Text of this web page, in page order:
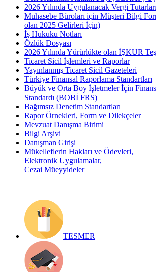
2026 Yılında Uygulanacak Vergi
Muhasebe Büroları için Müşteri Bilgi
olan 2025 Gelirleri İçin)
İş Hukuku Notları
Özlük Dosyası
2026 Yılında Yürürlükte olan İŞKUR
Ticaret Sicil İşlemleri ve Raporlar
Yayınlanmış Ticaret Sicil Gazeteleri
Türkiye Finansal Raporlama Standartları
Büyük ve Orta Boy İşletmeler İçin
Standardı (BOBİ FRS)
Bağımsız Denetim Standartları
Rapor Örnekleri, Form ve Dilekçeler
Mevzuat Danışma Birimi
Bilgi Arşivi
Danışman Girişi
Mükelleflerin Hakları ve Ödevleri,
Elektronik Uygulamalar,
Cezai Müeyyideler
TESMER